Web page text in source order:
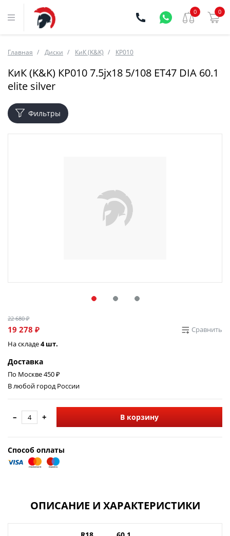
0 0
Главная Диски КиК (K&K) КР010
КиК (K&K) КР010 7.5jx18 5/108 ET47 DIA 60.1
elite silver
Фильтры
22 680 ₽
19 278 ₽
Сравнить
На складе4 шт.
Доставка
По Москве 450 ₽
В любой город России
– + В корзину
Способ оплаты
ОПИСАНИЕ И ХАРАКТЕРИСТИКИ